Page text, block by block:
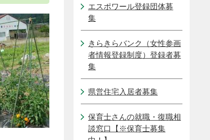
エスポワール登録団体募
集
きらきらバンク（女性参画
者情報登録制度）登録者募
集
県営住宅入居者募集
保育士さんの就職・復職相
談窓口【※保育士募集